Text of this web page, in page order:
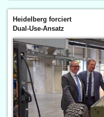
Heidelberg forciert
Dual-Use-Ansatz